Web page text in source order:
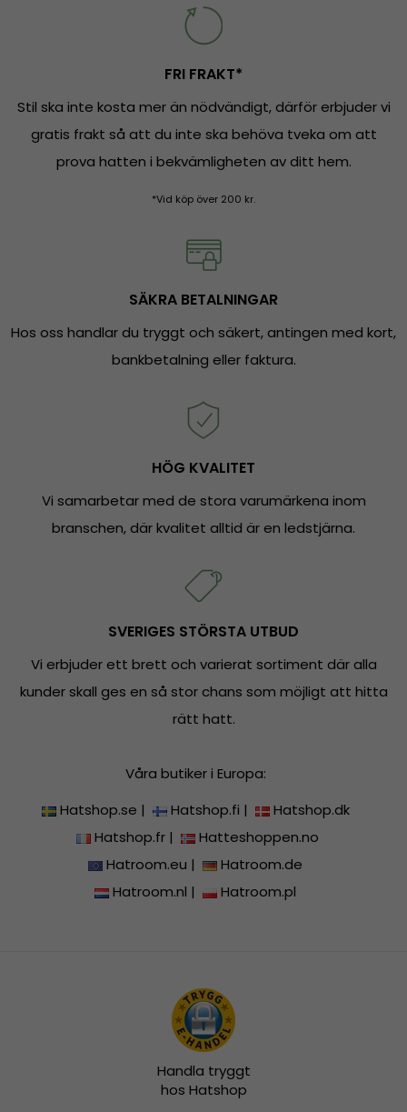
FRI FRAKT*
Stil ska inte kosta mer än nödvändigt, därför erbjuder vi
gratis frakt så att du inte ska behöva tveka om att
prova hatten i bekvämligheten av ditt hem.
*Vid köp över 200 kr.
SÄKRA BETALNINGAR
Hos oss handlar du tryggt och säkert, antingen med kort,
bankbetalning eller faktura.
HÖG KVALITET
Vi samarbetar med de stora varumärkena inom
branschen, där kvalitet alltid är en ledstjärna.
SVERIGES STÖRSTA UTBUD
Vi erbjuder ett brett och varierat sortiment där alla
kunder skall ges en så stor chans som möjligt att hitta
rätt hatt.
Våra butiker i Europa:
Hatshop.se | Hatshop.fi |
Hatshop.dk
Hatshop.fr|
Hatteshoppen.no
Hatroom.eu |
Hatroom.de
Hatroom.nl | Hatroom.pl
Handla tryggt
hos Hatshop